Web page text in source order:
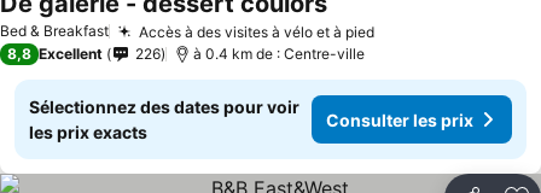
Bed & Breakfast Accès à des visites à vélo et à pied
8,8 Excellent 226 à 0.4 km de : Centre-ville
Sélectionnez des dates pour voir
les prix exacts
Consulter les prix